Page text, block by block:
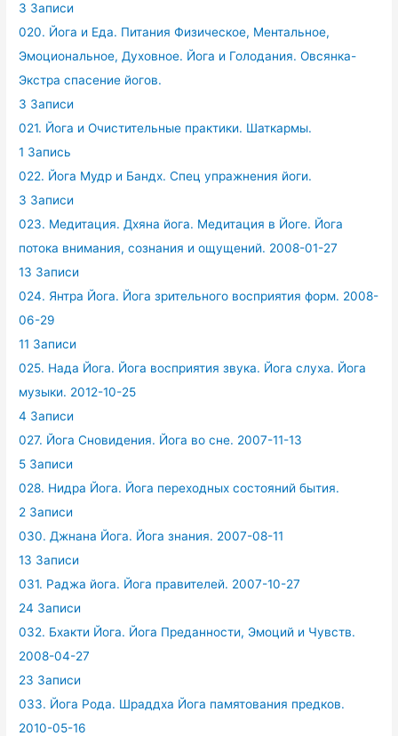
3 Записи
020. Йога и Еда. Питания Физическое, Ментальное,
Эмоциональное, Духовное. Йога и Голодания. Овсянка-
Экстра спасение йогов.
3 Записи
021. Йога и Очистительные практики. Шаткармы.
1 Запись
022. Йога Мудр и Бандх. Спец упражнения йоги.
3 Записи
023. Медитация. Дхяна йога. Медитация в Йоге. Йога
потока внимания, сознания и ощущений. 2008-01-27
13 Записи
024. Янтра Йога. Йога зрительного восприятия форм. 2008-
06-29
11 Записи
025. Нада Йога. Йога восприятия звука. Йога слуха. Йога
музыки. 2012-10-25
4 Записи
027. Йога Сновидения. Йога во сне. 2007-11-13
5 Записи
028. Нидра Йога. Йога переходных состояний бытия.
2 Записи
030. Джнана Йога. Йога знания. 2007-08-11
13 Записи
031. Раджа йога. Йога правителей. 2007-10-27
24 Записи
032. Бхакти Йога. Йога Преданности, Эмоций и Чувств.
2008-04-27
23 Записи
033. Йога Рода. Шраддха Йога памятования предков.
2010-05-16